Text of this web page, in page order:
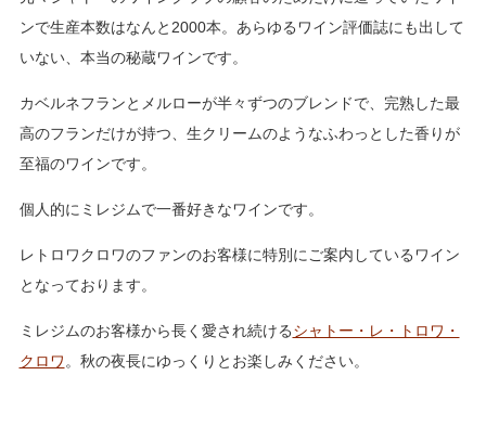
ンで生産本数はなんと2000本。あらゆるワイン評価誌にも出して
いない、本当の秘蔵ワインです。
カベルネフランとメルローが半々ずつのブレンドで、完熟した最
高のフランだけが持つ、生クリームのようなふわっとした香りが
至福のワインです。
個人的にミレジムで一番好きなワインです。
レトロワクロワのファンのお客様に特別にご案内しているワイン
となっております。
ミレジムのお客様から長く愛され続けるシャトー・レ・トロワ・
クロワ 。秋の夜長にゆっくりとお楽しみください。